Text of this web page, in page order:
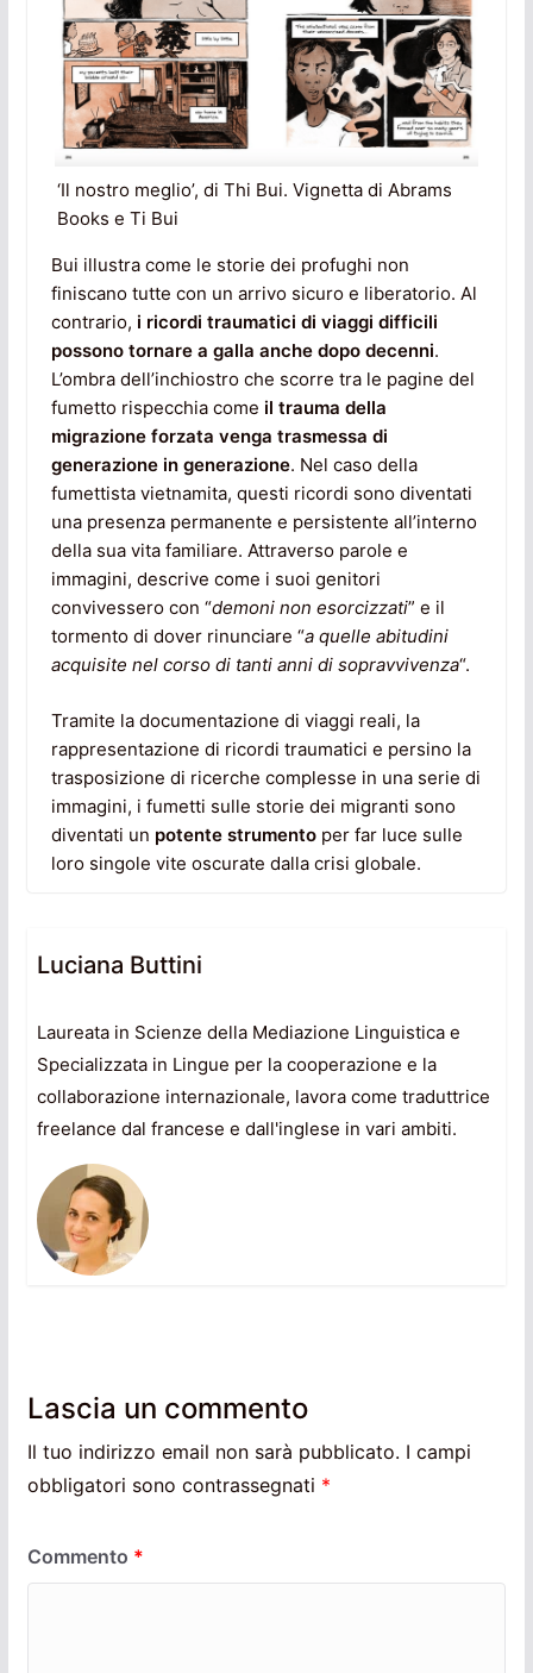
‘Il nostro meglio’, di Thi Bui. Vignetta di Abrams
Books e Ti Bui
Bui illustra come le storie dei profughi non
finiscano tutte con un arrivo sicuro e liberatorio. Al
contrario, i ricordi traumatici di viaggi difficili
possono tornare a galla anche dopo decenni.
L’ombra dell’inchiostro che scorre tra le pagine del
fumetto rispecchia come il trauma della
migrazione forzata venga trasmessa di
generazione in generazione. Nel caso della
fumettista vietnamita, questi ricordi sono diventati
una presenza permanente e persistente all’interno
della sua vita familiare. Attraverso parole e
immagini, descrive come i suoi genitori
convivessero con “demoni non esorcizzati” e il
tormento di dover rinunciare “a quelle abitudini
acquisite nel corso di tanti anni di sopravvivenza“.
Tramite la documentazione di viaggi reali, la
rappresentazione di ricordi traumatici e persino la
trasposizione di ricerche complesse in una serie di
immagini, i fumetti sulle storie dei migranti sono
diventati un potente strumentoper far luce sulle
loro singole vite oscurate dalla crisi globale.
Luciana Buttini
Laureata in Scienze della Mediazione Linguistica e
Specializzata in Lingue per la cooperazione e la
collaborazione internazionale, lavora come traduttrice
freelance dal francese e dall'inglese in vari ambiti.
Lascia un commento
Il tuo indirizzo email non sarà pubblicato. I campi
obbligatori sono contrassegnati *
Commento *